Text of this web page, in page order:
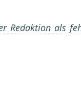
Redaktion als